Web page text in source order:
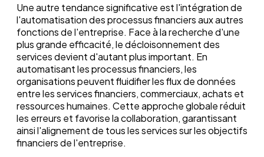
Une autre tendance significative est l'intégration de
l'automatisation des processus financiers aux autres
fonctions de l'entreprise. Face à la recherche d'une
plus grande efficacité, le décloisonnement des
services devient d'autant plus important. En
automatisant les processus financiers, les
organisations peuvent fluidifier les flux de données
entre les services financiers, commerciaux, achats et
ressources humaines. Cette approche globale réduit
les erreurs et favorise la collaboration, garantissant
ainsi l'alignement de tous les services sur les objectifs
financiers de l'entreprise.